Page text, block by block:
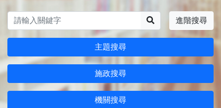
進階搜尋
主題搜尋
施政搜尋
機關搜尋